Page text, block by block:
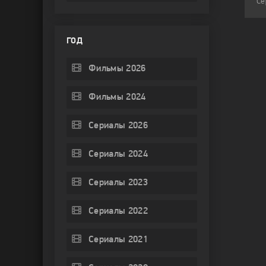
ГОД
Фильмы 2026
Фильмы 2024
Сериалы 2026
Сериалы 2024
Сериалы 2023
Сериалы 2022
Сериалы 2021